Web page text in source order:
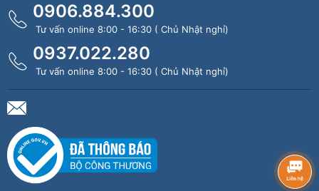
0906.884.300
Tư vấn online 8:00 - 16:30 ( Chủ Nhật nghỉ)
0937.022.280
Tư vấn online 8:00 - 16:30 ( Chủ Nhật nghỉ)